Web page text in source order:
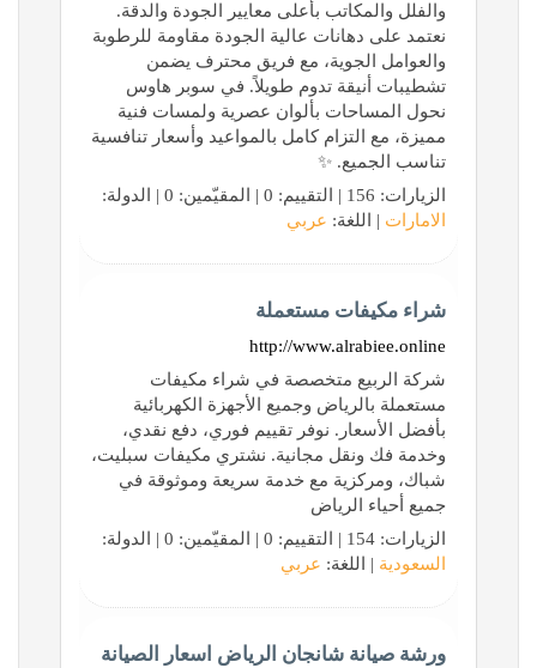
والفلل والمكاتب بأعلى معايير الجودة والدقة.
نعتمد على دهانات عالية الجودة مقاومة للرطوبة
والعوامل الجوية، مع فريق محترف يضمن
تشطيبات أنيقة تدوم طويلاً. في سوبر هاوس
نحول المساحات بألوان عصرية ولمسات فنية
مميزة، مع التزام كامل بالمواعيد وأسعار تنافسية
تناسب الجميع. ✨
الزيارات: 156 | التقييم: 0 | المقيّمين: 0 | الدولة:
الامارات | اللغة: عربي
شراء مكيفات مستعملة
http://www.alrabiee.online
شركة الربيع متخصصة في شراء مكيفات
مستعملة بالرياض وجميع الأجهزة الكهربائية
بأفضل الأسعار. نوفر تقييم فوري، دفع نقدي،
وخدمة فك ونقل مجانية. نشتري مكيفات سبليت،
شباك، ومركزية مع خدمة سريعة وموثوقة في
جميع أحياء الرياض
الزيارات: 154 | التقييم: 0 | المقيّمين: 0 | الدولة:
السعودية | اللغة: عربي
ورشة صيانة شانجان الرياض اسعار الصيانة